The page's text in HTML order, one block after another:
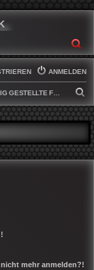
ANMELDEN
HÄUFIG GESTELLTE FRAGEN
U
C
H
E
mehr anmelden?!